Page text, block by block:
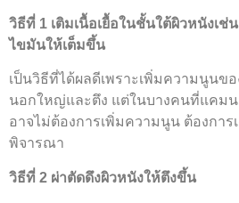
วิธีที่ 1 เติมเนื้อเยื้อในชั้นใต้ผิวหนังเ
ไขมันให้เต็มขึ้น
เป็นวิธีที่ได้ผลดีเพราะเพิ่มความนูนข
นอกใหญ่และตึง แต่ในบางคนที่แคม
อาจไม่ต้องการเพิ่มความนูน ต้องการ
พิจารณา
วิธีที่ 2 ผ่าตัดดึงผิวหนังให้ตึงขึ้น